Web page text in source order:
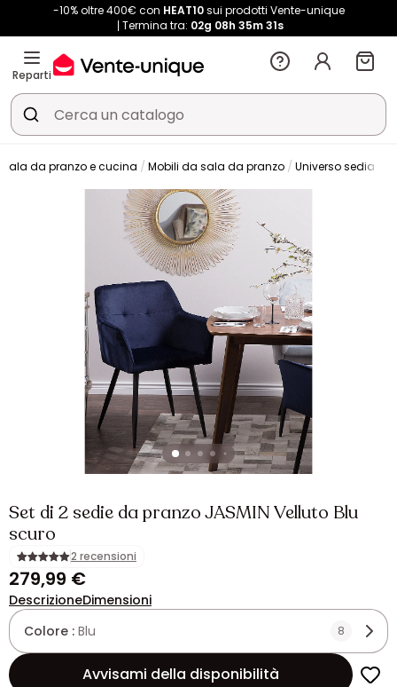
-10% oltre 400€ con HEAT10sui prodotti Vente-unique
Termina tra: 02g 08h 35m 30s
Reparti
Sala da pranzo e cucina Mobili da sala da pranzo Universo sedia
Set di 2 sedie da pranzo JASMIN Velluto Blu
scuro
2 recensioni
279,99 €
DescrizioneDimensioni
Colore : Blu 8
Avvisami della disponibilità